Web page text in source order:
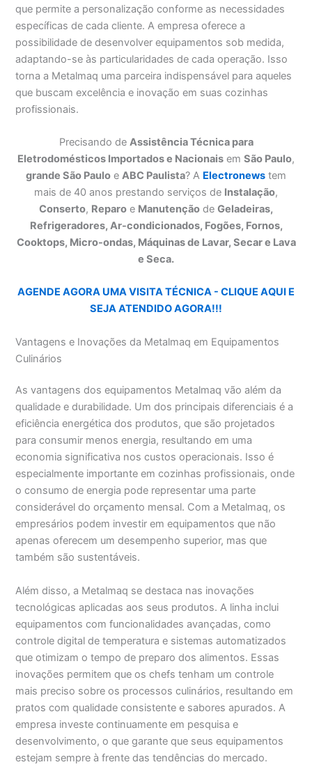
que permite a personalização conforme as necessidades
específicas de cada cliente. A empresa oferece a
possibilidade de desenvolver equipamentos sob medida,
adaptando-se às particularidades de cada operação. Isso
torna a Metalmaq uma parceira indispensável para aqueles
que buscam excelência e inovação em suas cozinhas
profissionais.
Precisando de Assistência Técnica para
Eletrodomésticos Importados e Nacionais em São Paulo,
grande São Paulo e ABC Paulista? A Electronews tem
mais de 40 anos prestando serviços de Instalação,
Conserto, Reparo e Manutenção de Geladeiras,
Refrigeradores, Ar-condicionados, Fogões, Fornos,
Cooktops, Micro-ondas, Máquinas de Lavar, Secar e Lava
e Seca.
AGENDE AGORA UMA VISITA TÉCNICA - CLIQUE AQUI E
SEJA ATENDIDO AGORA!!!
Vantagens e Inovações da Metalmaq em Equipamentos
Culinários
As vantagens dos equipamentos Metalmaq vão além da
qualidade e durabilidade. Um dos principais diferenciais é a
eficiência energética dos produtos, que são projetados
para consumir menos energia, resultando em uma
economia significativa nos custos operacionais. Isso é
especialmente importante em cozinhas profissionais, onde
o consumo de energia pode representar uma parte
considerável do orçamento mensal. Com a Metalmaq, os
empresários podem investir em equipamentos que não
apenas oferecem um desempenho superior, mas que
também são sustentáveis.
Além disso, a Metalmaq se destaca nas inovações
tecnológicas aplicadas aos seus produtos. A linha inclui
equipamentos com funcionalidades avançadas, como
controle digital de temperatura e sistemas automatizados
que otimizam o tempo de preparo dos alimentos. Essas
inovações permitem que os chefs tenham um controle
mais preciso sobre os processos culinários, resultando em
pratos com qualidade consistente e sabores apurados. A
empresa investe continuamente em pesquisa e
desenvolvimento, o que garante que seus equipamentos
estejam sempre à frente das tendências do mercado.